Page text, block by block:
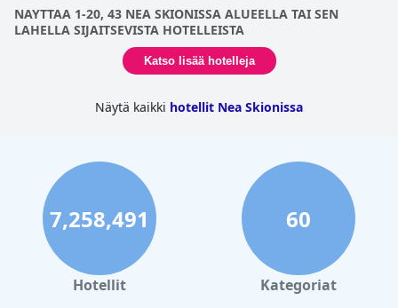
NAYTTAA 1-20, 43 NEA SKIONISSA ALUEELLA TAI SEN
LAHELLA SIJAITSEVISTA HOTELLEISTA
Katso lisää hotelleja
Näytä kaikki hotellit Nea Skionissa
7,258,491
Hotellit
60
Kategoriat